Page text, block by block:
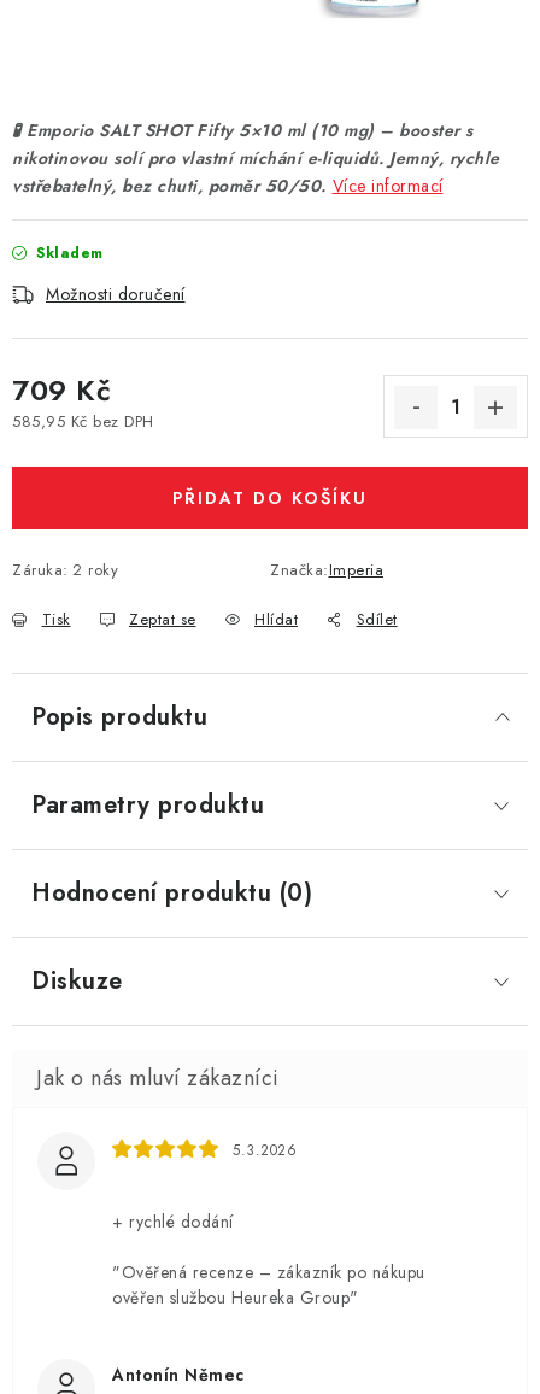
NIKOTINOVÝ FILM
PŘÍSLUŠENSTVÍ
Vše o nákupu Jak reklamovat či vrátit zboží
Recenze
Kontakty
Prodejny
🧪 Emporio SALT SHOT Fifty 5×10 ml (10 mg) – booster s
nikotinovou solí pro vlastní míchání e-liquidů. Jemný, rychle
vstřebatelný, bez chuti, poměr 50/50. Více informací
Skladem
Možnosti doručení
709 Kč
585,95 Kč bez DPH
PŘIDAT DO KOŠÍKU
Záruka: 2 roky Značka:Imperia
Tisk Zeptat se Hlídat Sdílet
Popis produktu
Parametry produktu
Hodnocení produktu (0)
Diskuze
5.3.2026
+ rychlé dodání
"Ověřená recenze – zákazník po nákupu
ověřen službou Heureka Group"
Antonín Němec